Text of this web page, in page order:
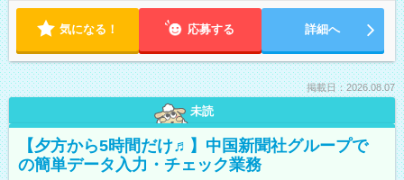
気になる！ 応募する 詳細へ
掲載日：2026.08.07
未読
【夕方から5時間だけ♬】中国新聞社グループで
の簡単データ入力・チェック業務